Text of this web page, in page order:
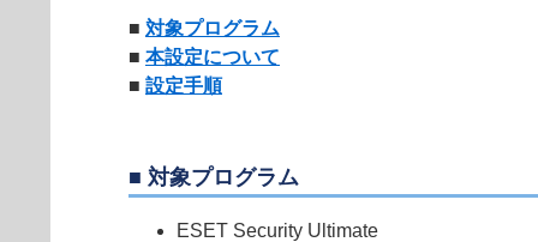
■ 対象プログラム
■ 本設定について
■ 設定手順
■ 対象プログラム
ESET Security Ultimate